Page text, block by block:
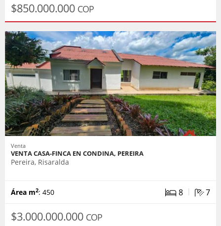
$850.000.000 COP
Venta
VENTA CASA-FINCA EN CONDINA, PEREIRA
Pereira, Risaralda
Área m2: 450 8 | 7
$3.000.000.000 COP